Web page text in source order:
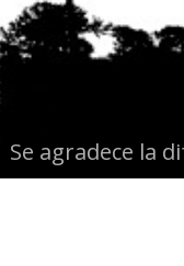
Se agradece la
la fuente